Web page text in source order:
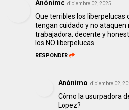
Anónimo diciembre 02, 2025
Que terribles los liberpelucas
tengan cuidado y no ataquen
trabajadora, decente y
los NO liberpelucas.
RESPONDER
Anónimo diciembre 02,
Cómo la usurpadora
López?